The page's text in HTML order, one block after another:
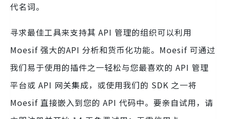
代名词。
寻求最佳工具来支持其 API 管理的组织可以利用
Moesif 强大的API 分析和货币化功能。Moesif 可通过
我们易于使用的插件之一轻松与您最喜欢的 API 管理
平台或 API 网关集成，或使用我们的 SDK 之一将
Moesif 直接嵌入到您的 API 代码中。要亲自试用，请